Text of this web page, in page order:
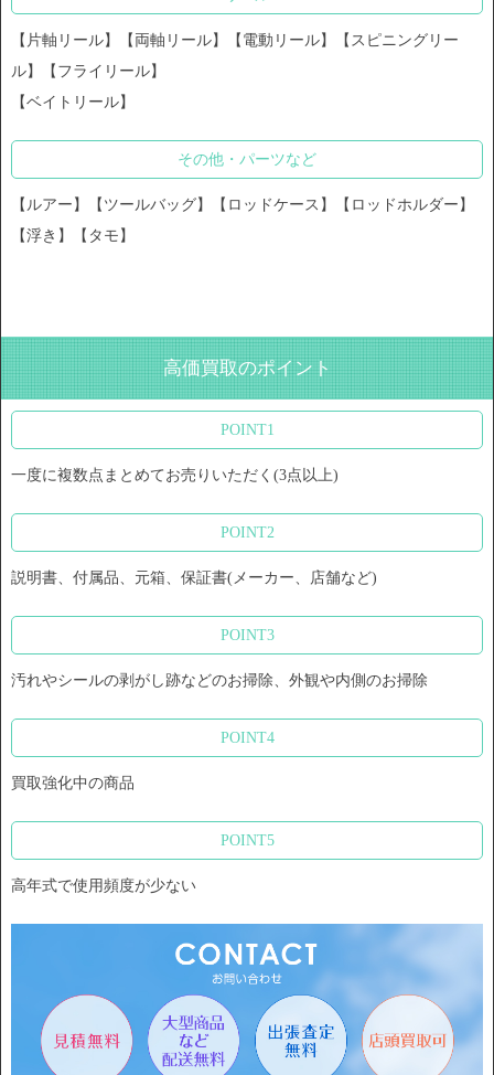
【片軸リール】【両軸リール】【電動リール】【スピニングリー
ル】【フライリール】
【ベイトリール】
その他・パーツなど
【ルアー】【ツールバッグ】【ロッドケース】【ロッドホルダー】
【浮き】【タモ】
高価買取のポイント
POINT1
一度に複数点まとめてお売りいただく(3点以上)
POINT2
説明書、付属品、元箱、保証書(メーカー、店舗など)
POINT3
汚れやシールの剥がし跡などのお掃除、外観や内側のお掃除
POINT4
買取強化中の商品
POINT5
高年式で使用頻度が少ない